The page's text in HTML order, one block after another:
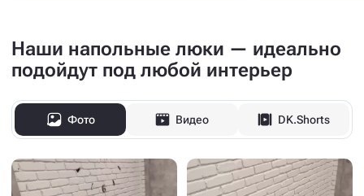
Наши напольные люки — идеально
подойдут под любой интерьер
Фото Видео DK.Shorts